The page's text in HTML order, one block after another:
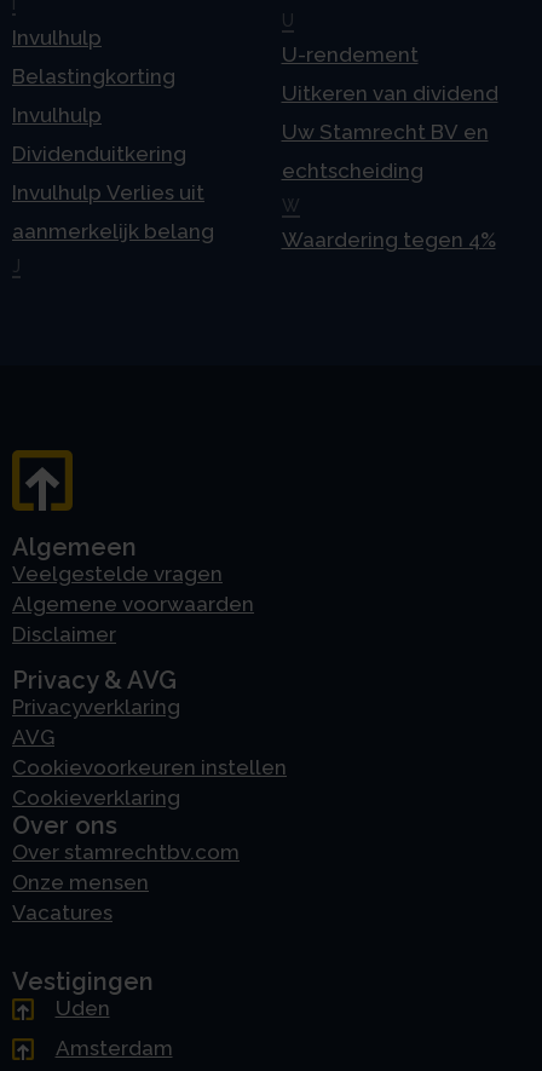
Invulhulp
Belastingkorting
Invulhulp
Dividenduitkering
Invulhulp Verlies uit
aanmerkelijk belang
J
U
U-rendement
Uitkeren van dividend
Uw Stamrecht BV en
echtscheiding
W
Waardering tegen 4%
Algemeen
Veelgestelde vragen
Algemene voorwaarden
Disclaimer
Privacy & AVG
Privacyverklaring
AVG
Cookievoorkeuren instellen
Cookieverklaring
Over ons
Over stamrechtbv.com
Onze mensen
Vacatures
Vestigingen
Uden
Amsterdam